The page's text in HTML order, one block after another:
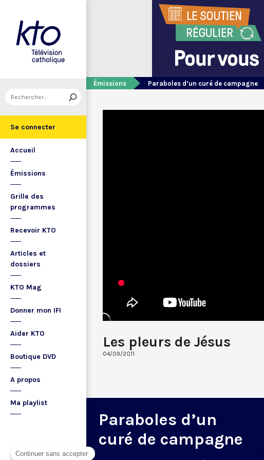
Se connecter
Accueil
Émissions
Grille des
programmes
Recevoir KTO
Articles et
dossiers
KTO Mag
Donner mon IFI
Aider KTO
Boutique DVD
A propos
Ma playlist
Émissions Paraboles d’un curé de campagne
Les pleurs de Jésus
04/09/2011
Paraboles d’un
curé de campagne